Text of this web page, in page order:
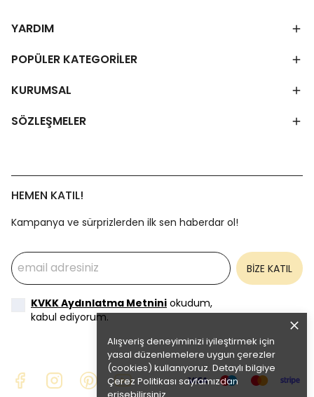
Alışveriş deneyiminizi iyileştirmek için
yasal düzenlemelere uygun çerezler
(cookies) kullanıyoruz. Detaylı bilgiye
Çerez Politikası sayfamızdan
YARDIM
POPÜLER KATEGORİLER
KURUMSAL
SÖZLEŞMELER
HEMEN KATIL!
Kampanya ve sürprizlerden ilk sen haberdar ol!
BİZE KATIL
KVKK Aydınlatma Metnini okudum,
kabul ediyorum.